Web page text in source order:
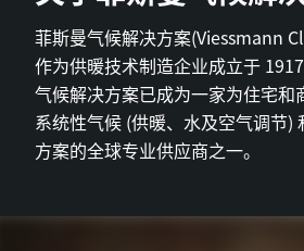
菲斯曼气候解决方案(Viessmann
作为供暖技术制造企业成立于
气候解决方案已成为一家为住宅和
系统性气候 (供暖、水及空气调节)
方案的全球专业供应商之一。